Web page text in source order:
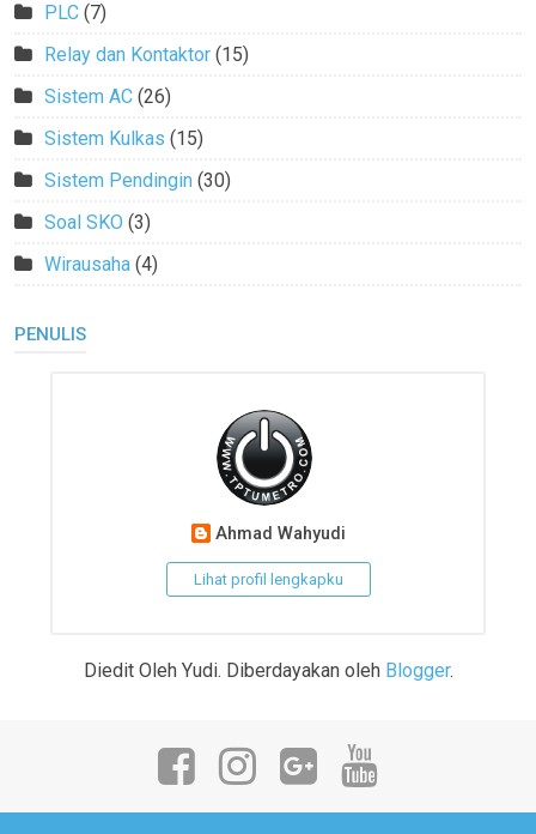
PLC (7)
Relay dan Kontaktor (15)
Sistem AC (26)
Sistem Kulkas (15)
Sistem Pendingin (30)
Soal SKO (3)
Wirausaha (4)
PENULIS
Ahmad Wahyudi
Lihat profil lengkapku
Diedit Oleh Yudi. Diberdayakan oleh Blogger.